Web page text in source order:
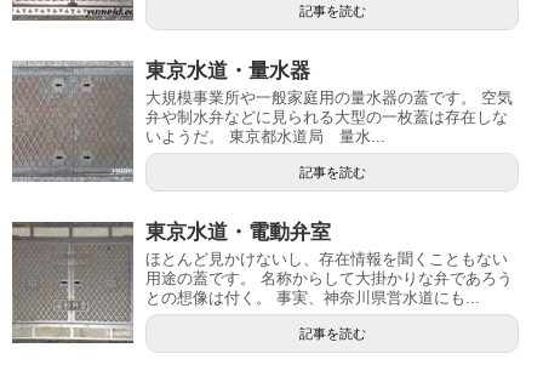
記事を読む
東京水道・量水器
大規模事業所や一般家庭用の量水器の蓋です。 空気
弁や制水弁などに見られる大型の一枚蓋は存在しな
いようだ。 東京都水道局 量水...
記事を読む
東京水道・電動弁室
ほとんど見かけないし、存在情報を聞くこともない
用途の蓋です。 名称からして大掛かりな弁であろう
との想像は付く。 事実、神奈川県営水道にも...
記事を読む